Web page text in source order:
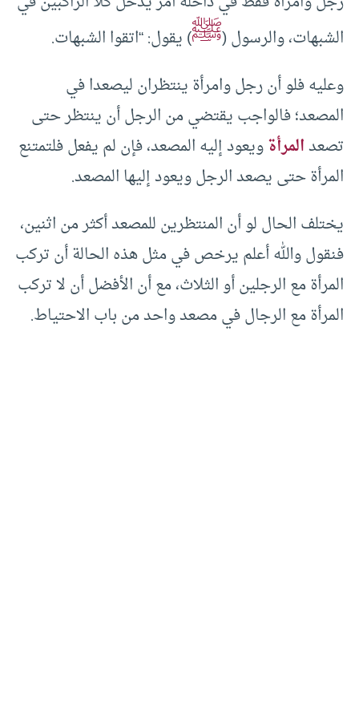
الشبهات، والرسول (ﷺ) يقول: “اتقوا الشبهات.
وعليه فلو أن رجل وامرأة ينتظران ليصعدا في
المصعد؛ فالواجب يقتضي من الرجل أن ينتظر حتى
تصعدالمرأةويعود إليه المصعد، فإن لم يفعل فلتمتنع
المرأة حتى يصعد الرجل ويعود إليها المصعد.
يختلف الحال لو أن المنتظرين للمصعد أكثر من اثنين،
فنقول والله أعلم يرخص في مثل هذه الحالة أن تركب
المرأة مع الرجلين أو الثلاث، مع أن الأفضل أن لا تركب
المرأة مع الرجال في مصعد واحد من باب الاحتياط.